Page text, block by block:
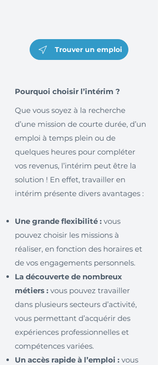
Trouver un emploi
Pourquoi choisir l’intérim ?
Que vous soyez à la recherche
d’une mission de courte durée, d’un
emploi à temps plein ou de
quelques heures pour compléter
vos revenus, l’intérim peut être la
solution ! En effet, travailler en
intérim présente divers avantages :
Une grande flexibilité : vous
pouvez choisir les missions à
réaliser, en fonction des horaires et
de vos engagements personnels.
La découverte de nombreux
métiers : vous pouvez travailler
dans plusieurs secteurs d’activité,
vous permettant d’acquérir des
expériences professionnelles et
compétences variées.
Un accès rapide à l’emploi : vous